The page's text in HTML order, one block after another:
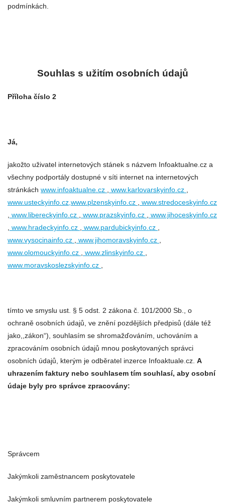
podmínkách.
Souhlas s užitím osobních údajů
Příloha číslo 2
Já,
jakožto uživatel internetových stánek s názvem Infoaktualne.cz a
všechny podportály dostupné v síti internet na internetových
stránkách www.infoaktualne.cz www.karlovarskyinfo.cz
www.usteckyinfo.cz,www.plzenskyinfo.cz
www.stredoceskyinfo.cz
www.libereckyinfo.cz www.prazskyinfo.cz
www.jihoceskyinfo.cz
www.hradeckyinfo.cz www.pardubickyinfo.cz
www.vysocinainfo.cz
www.jihomoravskyinfo.cz
www.olomouckyinfo.cz
www.zlinskyinfo.cz
www.moravskoslezskyinfo.cz
tímto ve smyslu ust. § 5 odst. 2 zákona č. 101/2000 Sb., o
ochraně osobních údajů, ve znění pozdějších předpisů (dále též
jako,,zákon“), souhlasím se shromažďováním, uchováním a
zpracováním osobních údajů mnou poskytovaných správci
osobních údajů, kterým je odběratel inzerce Infoaktuale.cz. A
uhrazením faktury nebo souhlasem tím souhlasí, aby osobní
údaje byly pro správce zpracovány:
Správcem
Jakýmkoli zaměstnancem poskytovatele
Jakýmkoli smluvním partnerem poskytovatele